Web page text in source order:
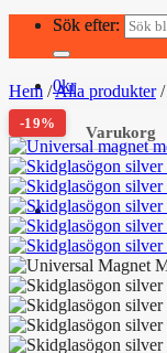
Sök efter:
0kr
Varukorg
Sök efter:
Hem /Alla produkter /
-19%